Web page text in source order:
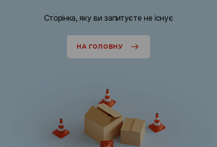
Сторінка, яку ви запитуєте не існує
НА ГОЛОВНУ